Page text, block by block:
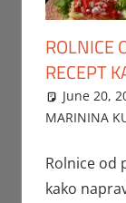
ROLNICE
RECEPT
June 20,
MARININA
Rolnice od
kako